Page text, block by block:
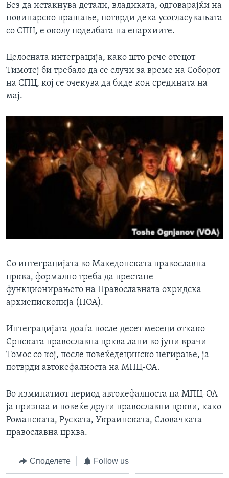
Без да истакнува детали, владиката, одговарајќи на
новинарско прашање, потврди дека усогласувањата
со СПЦ, е околу поделбата на епархиите.
Целосната интеграција, како што рече отецот
Тимотеј би требало да се случи за време на Соборот
на СПЦ, кој се очекува да биде кон средината на
мај.
Со интеграцијата во Македонската православна
црква, формално треба да престане
функционирањето на Православната охридска
архиепископија (ПОА).
Интеграцијата доаѓа после десет месеци откако
Српската православна црква лани во јуни врачи
Томос со кој, после повеќедецинско негирање, ја
потврди автокефалноста на МПЦ-ОА.
Во изминатиот период автокефалноста на МПЦ-ОА
ја признаа и повеќе други православни цркви, како
Романската, Руската, Украинската, Словачката
православна црква.
Споделете Follow us